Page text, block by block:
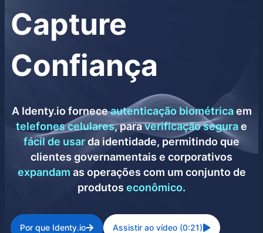
Capture
Confiança
A Identy.io forneceautenticação biométricaem
telefones celulares, paraverificação segurae
fácil de usarda identidade, permitindo que
clientes governamentais e corporativos
expandam as operações com um conjunto de
produtos econômico.
Por que Identy.io Assistir ao vídeo (0:21)